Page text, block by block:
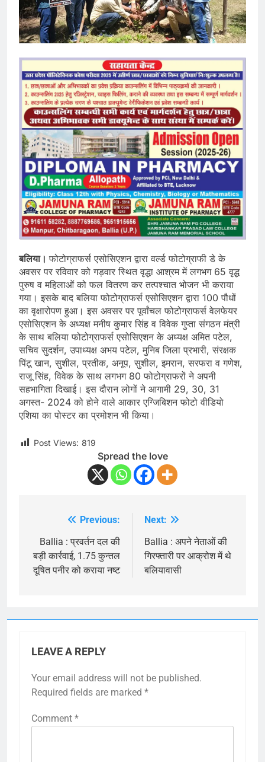
बलिया।फोटोग्राफर्स एसोसिएशन द्वारा वर्ल्ड फोटोग्राफी डे के
अवसर पर रविवार को गड़वार स्थित वृद्धा आश्रम में लगभग 65 वृद्ध
पुरुष व महिलाओं को फल वितरण कर तत्पश्चात भोजन भी कराया
गया। इसके बाद बलिया फोटोग्राफर्स एसोसिएशन द्वारा 100 पौधों
का वृक्षारोपण हुआ। इस अवसर पर पूर्वांचल फोटोग्राफर्स वेलफेयर
एसोसिएशन के अध्यक्ष मनीष कुमार सिंह व विवेक गुप्ता संगठन मंत्री
के साथ बलिया फोटोग्राफर्स एसोसिएशन के अध्यक्ष अमित पटेल,
सचिव सुदर्शन, उपाध्यक्ष अभय पटेल, मुनिब जिला प्रभारी, संरक्षक
पिंटू खान, सुशील, प्रतीक, अनूप, सुशील, इमरान, सरफरा व गणेश,
राजू सिंह, विवेक के साथ लगभग 80 फोटोग्राफरों ने अपनी
सहभागिता दिखाई। इस दौरान लोगों ने आगामी 29, 30, 31
अगस्त- 2024 को होने वाले आकार एग्जिबिशन फोटो वीडियो
एशिया का पोस्टर का प्रमोशन भी किया।
Post Views: 819
Spread the love
navigation
Previous:
Ballia : प्रवर्तन दल की
बड़ी कार्रवाई, 1.75 कुन्तल
दूषित पनीर को कराया नष्ट
Next:
Ballia : अपने नेताओं की
गिरफ्तारी पर आक्रोश में थे
बलियावासी
LEAVE A REPLY
Your email address will not be published.
Required fields are marked *
Comment *